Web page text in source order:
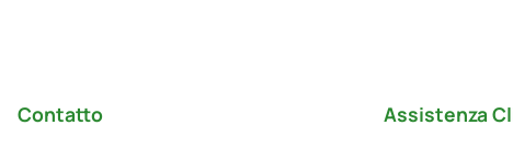
Contatto Assistenza